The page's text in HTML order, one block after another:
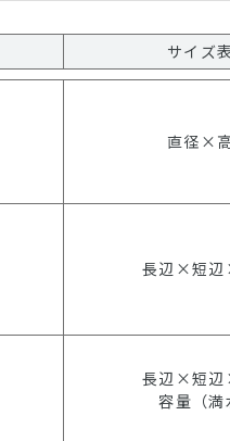
サイズ
直径×
長辺×短
長辺×短
容量（満